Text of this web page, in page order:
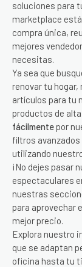
soluciones para
marketplace
compra única,
mejores
necesitas.
Ya sea que
renovar tu
artículos para tu
productos de
fácilmente por
filtros
utilizando
¡No dejes pasar
espectaculares
nuestras
para aprovechar
mejor precio.
Explora nuestro
que se adaptan
oficina hasta tu